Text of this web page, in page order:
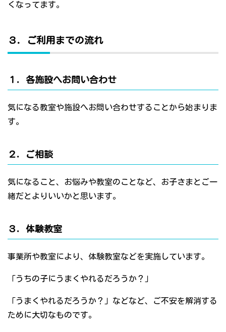
くなってます。
３．ご利用までの流れ
１．各施設へお問い合わせ
気になる教室や施設へお問い合わせすることから始まりま
す。
２．ご相談
気になること、お悩みや教室のことなど、お子さまとご一
緒だとよりいいかと思います。
３．体験教室
事業所や教室により、体験教室などを実施しています。
「うちの子にうまくやれるだろうか？」
「うまくやれるだろうか？」などなど、ご不安を解消する
ために大切なものです。